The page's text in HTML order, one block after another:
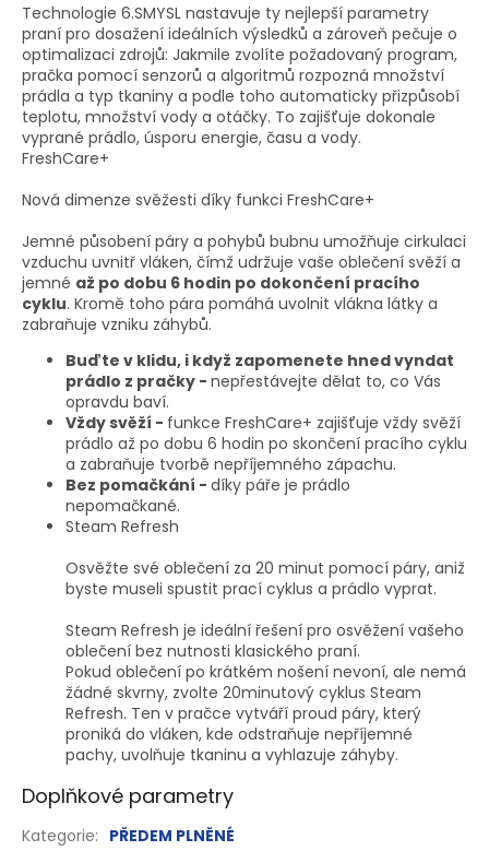
Technologie 6.SMYSL nastavuje ty nejlepší parametry
praní pro dosažení ideálních výsledků a zároveň pečuje o
optimalizaci zdrojů: Jakmile zvolíte požadovaný program,
pračka pomocí senzorů a algoritmů rozpozná množství
prádla a typ tkaniny a podle toho automaticky přizpůsobí
teplotu, množství vody a otáčky. To zajišťuje dokonale
vyprané prádlo, úsporu energie, času a vody.
FreshCare+
Nová dimenze svěžesti díky funkci FreshCare+
Jemné působení páry a pohybů bubnu umožňuje cirkulaci
vzduchu uvnitř vláken, čímž udržuje vaše oblečení svěží a
jemné až po dobu 6 hodin po dokončení pracího
cyklu. Kromě toho pára pomáhá uvolnit vlákna látky a
zabraňuje vzniku záhybů.
Buďte v klidu, i když zapomenete hned vyndat
prádlo z pračky - nepřestávejte dělat to, co Vás
opravdu baví.
Vždy svěží - funkce FreshCare+ zajišťuje vždy svěží
prádlo až po dobu 6 hodin po skončení pracího cyklu
a zabraňuje tvorbě nepříjemného zápachu.
Bez pomačkání - díky páře je prádlo
nepomačkané.
Steam Refresh
Osvěžte své oblečení za 20 minut pomocí páry, aniž
byste museli spustit prací cyklus a prádlo vyprat.
Steam Refresh je ideální řešení pro osvěžení vašeho
oblečení bez nutnosti klasického praní.
Pokud oblečení po krátkém nošení nevoní, ale nemá
žádné skvrny, zvolte 20minutový cyklus Steam
Refresh. Ten v pračce vytváří proud páry, který
proniká do vláken, kde odstraňuje nepříjemné
pachy, uvolňuje tkaninu a vyhlazuje záhyby.
Doplňkové parametry
Kategorie: PŘEDEM PLNĚNÉ